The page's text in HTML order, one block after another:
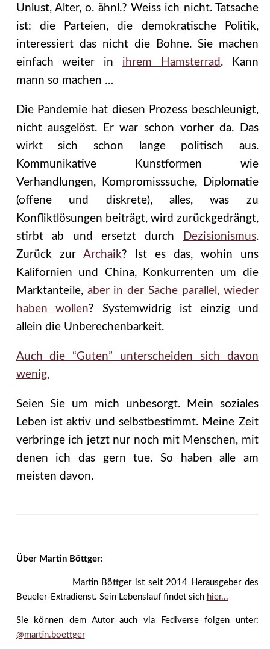
Unlust, Alter, o. ähnl.? Weiss ich nicht. Tatsache
ist: die Parteien, die demokratische Politik,
interessiert das nicht die Bohne. Sie machen
einfach weiter in ihrem Hamsterrad . Kann
mann so machen …
Die Pandemie hat diesen Prozess beschleunigt,
nicht ausgelöst. Er war schon vorher da. Das
wirkt sich schon lange politisch aus.
Kommunikative Kunstformen wie
Verhandlungen, Kompromisssuche, Diplomatie
(offene und diskrete), alles, was zu
Konfliktlösungen beiträgt, wird zurückgedrängt,
stirbt ab und ersetzt durch
Dezisionismus.
Zurück zur Archaik? Ist es das, wohin uns
Kalifornien und China, Konkurrenten um die
Marktanteile, aber in der Sache parallel, wieder
haben wollen? Systemwidrig ist einzig und
allein die Unberechenbarkeit.
Auch die “Guten” unterscheiden sich davon
wenig.
Seien Sie um mich unbesorgt. Mein soziales
Leben ist aktiv und selbstbestimmt. Meine Zeit
verbringe ich jetzt nur noch mit Menschen, mit
denen ich das gern tue. So haben alle am
meisten davon.
Über Martin Böttger:
Martin Böttger ist seit 2014 Herausgeber des
Beueler-Extradienst. Sein Lebenslauf findet sich hier...
Sie können dem Autor auch via Fediverse folgen unter:
@martin.boettger